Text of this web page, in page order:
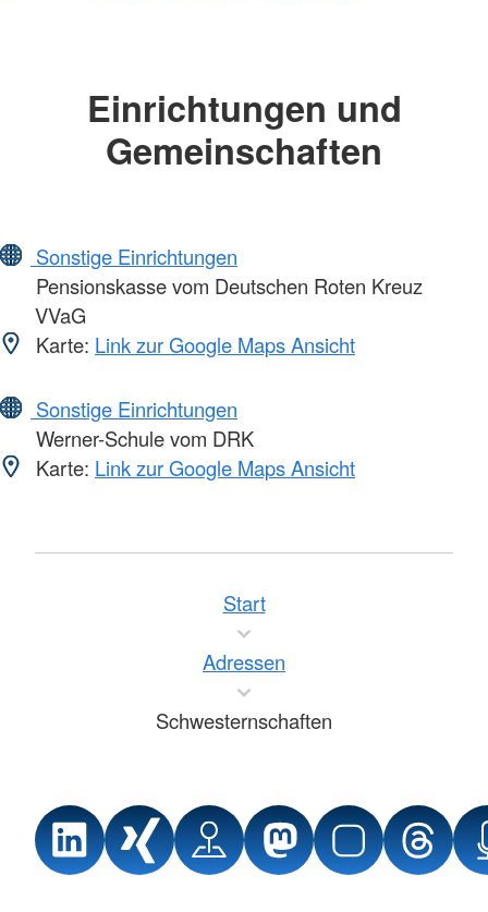
Einrichtungen und
Gemeinschaften
Sonstige Einrichtungen
Pensionskasse vom Deutschen Roten Kreuz
VVaG
Karte: Link zur Google Maps Ansicht
Sonstige Einrichtungen
Werner-Schule vom DRK
Karte: Link zur Google Maps Ansicht
Start
Adressen
Schwesternschaften